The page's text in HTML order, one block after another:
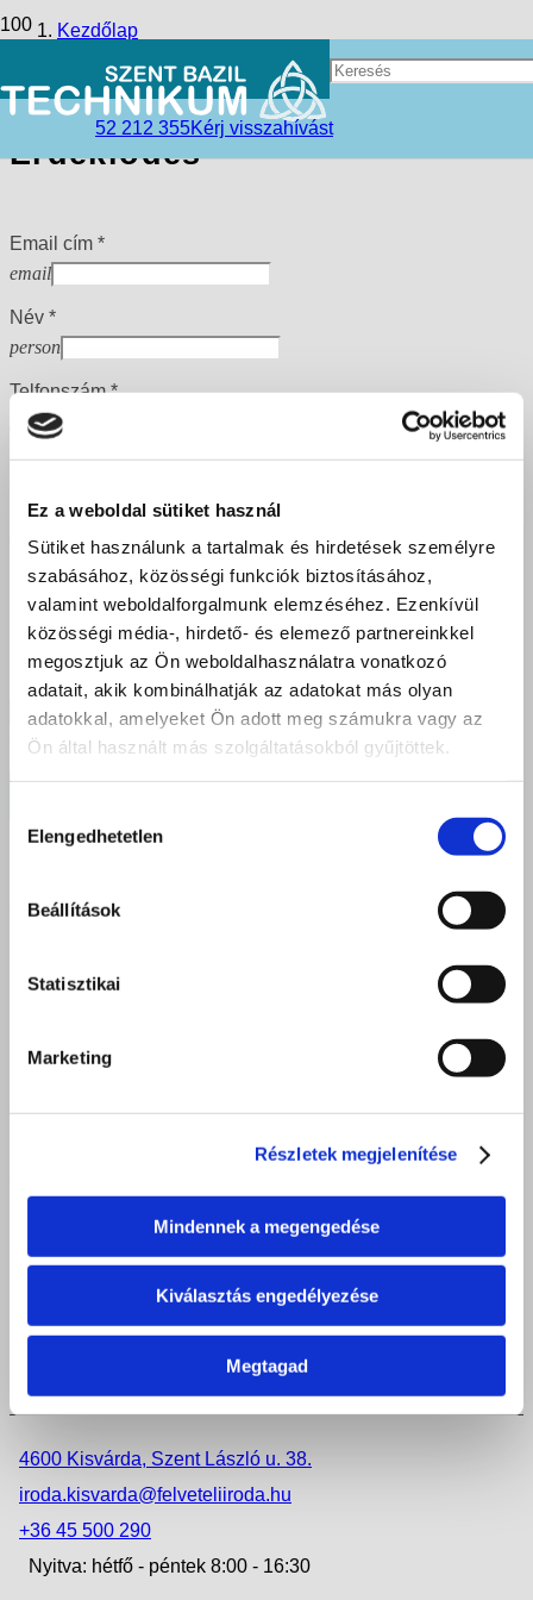
Ez a weboldal sütiket használ
Sütiket használunk a tartalmak és hirdetések személyre
szabásához, közösségi funkciók biztosításához,
valamint weboldalforgalmunk elemzéséhez. Ezenkívül
közösségi média-, hirdető- és elemező partnereinkkel
megosztjuk az Ön weboldalhasználatra vonatkozó
adatait, akik kombinálhatják az adatokat más olyan
adatokkal, amelyeket Ön adott meg számukra vagy az
Ön által használt más szolgáltatásokból gyűjtöttek.
kiválasztása
Elengedhetetlen
Beállítások
Statisztikai
Marketing
Részletek megjelenítése
Mindennek a megengedése
Kiválasztás engedélyezése
Megtagad
52 212 355Kérj visszahívást
Kezdőlap
Jelentkezés
Érdeklődés
Email cím *
email
Név *
person
Telfonszám *
phone
Fill out this field
Elfogadom azAdatkezelési tájékoztatóbanfoglaltakat.
Mennyi 4 + 1
4034 Debrecen, Faraktár u. 107.
+36 52 212 355
4400 Nyíregyháza, Móricz Zsigmond u. 24.
iroda.nyiregyhaza@felveteliiroda.hu
Nyitva: hétfő - csütörtök 8:00 - 16:30
KISVÁRDA
4600 Kisvárda, Szent László u. 38.
iroda.kisvarda@felveteliiroda.hu
+36 45 500 290
Nyitva: hétfő - péntek 8:00 - 16:30